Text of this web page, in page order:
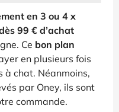
en 3 ou 4 x
99 € d’achat
Ce bon plan
en plusieurs fois
à chat. Néanmoins,
par Oney, ils sont
commande.